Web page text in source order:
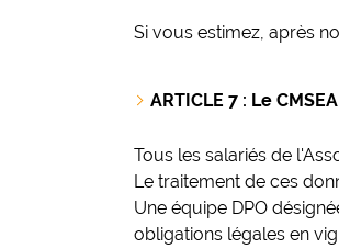
Si vous estimez, après
ARTICLE 7 : Le
Tous les salariés de
Le traitement de ces
Une équipe DPO
obligations légales en